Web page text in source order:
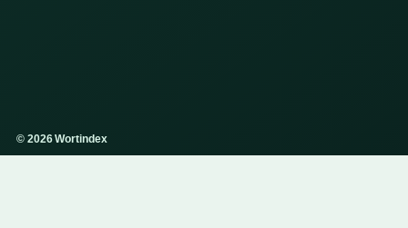
© 2026 Wortindex